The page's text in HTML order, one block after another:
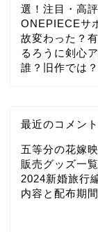
選！注目・高
ONEPIECEサ
故変わった？
るろうに剣心
誰？旧作では
最近のコメント
五等分の花嫁
販売グッズ一
2024新婚旅行
内容と配布期